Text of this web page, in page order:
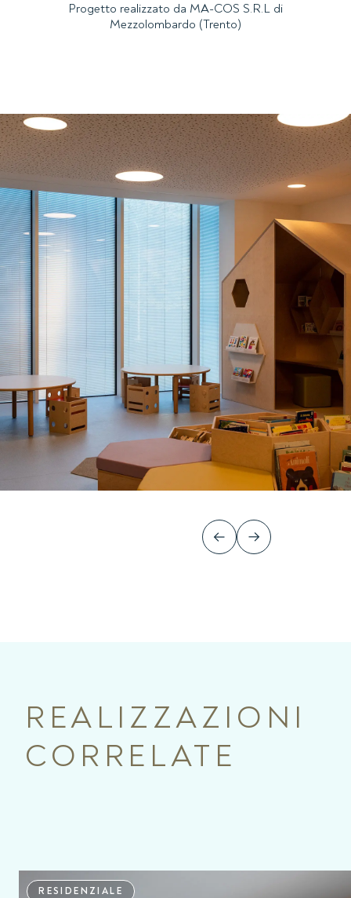
Progetto realizzato da MA-COS S.R.L di
Mezzolombardo (Trento)
REALIZZAZIONI
CORRELATE
RESIDENZIALE